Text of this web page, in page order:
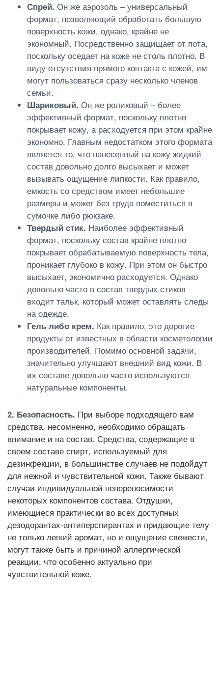
Спрей. Он же аэрозоль – универсальный
формат, позволяющий обработать большую
поверхность кожи, однако, крайне не
экономный. Посредственно защищает от пота,
поскольку оседает на коже не столь плотно. В
виду отсутствия прямого контакта с кожей, им
могут пользоваться сразу несколько членов
семьи.
Шариковый. Он же роликовый – более
эффективный формат, поскольку плотно
покрывает кожу, а расходуется при этом крайне
экономно. Главным недостатком этого формата
является то, что нанесенный на кожу жидкий
состав довольно долго высыхает и может
вызывать ощущение липкости. Как правило,
емкость со средством имеет небольшие
размеры и может без труда поместиться в
сумочке либо рюкзаке.
Твердый стик. Наиболее эффективный
формат, поскольку состав крайне плотно
покрывает обрабатываемую поверхность тела,
проникает глубоко в кожу. При этом он быстро
высыхает, экономично расходуется. Однако
довольно часто в состав твердых стиков
входит тальк, который может оставлять следы
на одежде.
Гель либо крем. Как правило, это дорогие
продукты от известных в области косметологии
производителей. Помимо основной задачи,
значительно улучшают внешний вид кожи. В
их составе довольно часто используются
натуральные компоненты.
2. Безопасность. При выборе подходящего вам
средства, несомненно, необходимо обращать
внимание и на состав. Средства, содержащие в
своем составе спирт, используемый для
дезинфекции, в большинстве случаев не подойдут
для нежной и чувствительной кожи. Также бывают
случаи индивидуальной непереносимости
некоторых компонентов состава. Отдушки,
имеющиеся практически во всех доступных
дезодорантах-антиперспирантах и придающие телу
не только легкий аромат, но и ощущение свежести,
могут также быть и причиной аллергической
реакции, что особенно актуально при
чувствительной коже.